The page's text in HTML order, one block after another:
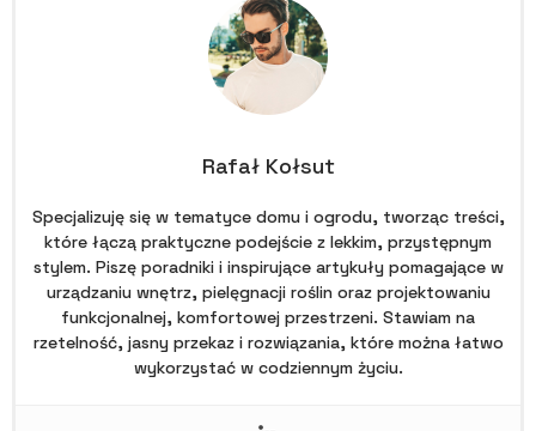
Rafał Kołsut
Specjalizuję się w tematyce domu i ogrodu, tworząc treści,
które łączą praktyczne podejście z lekkim, przystępnym
stylem. Piszę poradniki i inspirujące artykuły pomagające w
urządzaniu wnętrz, pielęgnacji roślin oraz projektowaniu
funkcjonalnej, komfortowej przestrzeni. Stawiam na
rzetelność, jasny przekaz i rozwiązania, które można łatwo
wykorzystać w codziennym życiu.